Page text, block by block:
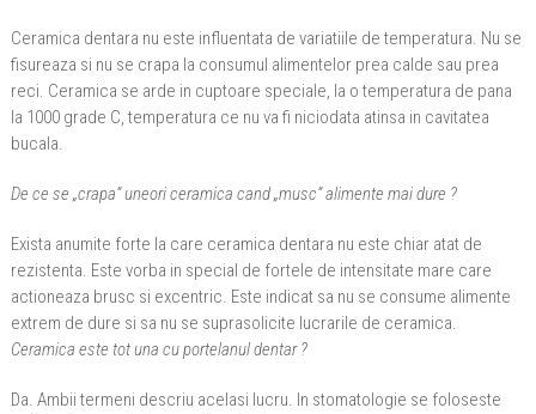
Ceramica dentara nu este influentata de variatiile de temperatura. Nu se
fisureaza si nu se crapa la consumul alimentelor prea calde sau prea
reci. Ceramica se arde in cuptoare speciale, la o temperatura de pana
la 1000 grade C, temperatura ce nu va fi niciodata atinsa in cavitatea
bucala.
De ce se „crapa” uneori ceramica cand „musc” alimente mai dure ?
Exista anumite forte la care ceramica dentara nu este chiar atat de
rezistenta. Este vorba in special de fortele de intensitate mare care
actioneaza brusc si excentric. Este indicat sa nu se consume alimente
extrem de dure si sa nu se suprasolicite lucrarile de ceramica.
Ceramica este tot una cu portelanul dentar ?
Da. Ambii termeni descriu acelasi lucru. In stomatologie se foloseste